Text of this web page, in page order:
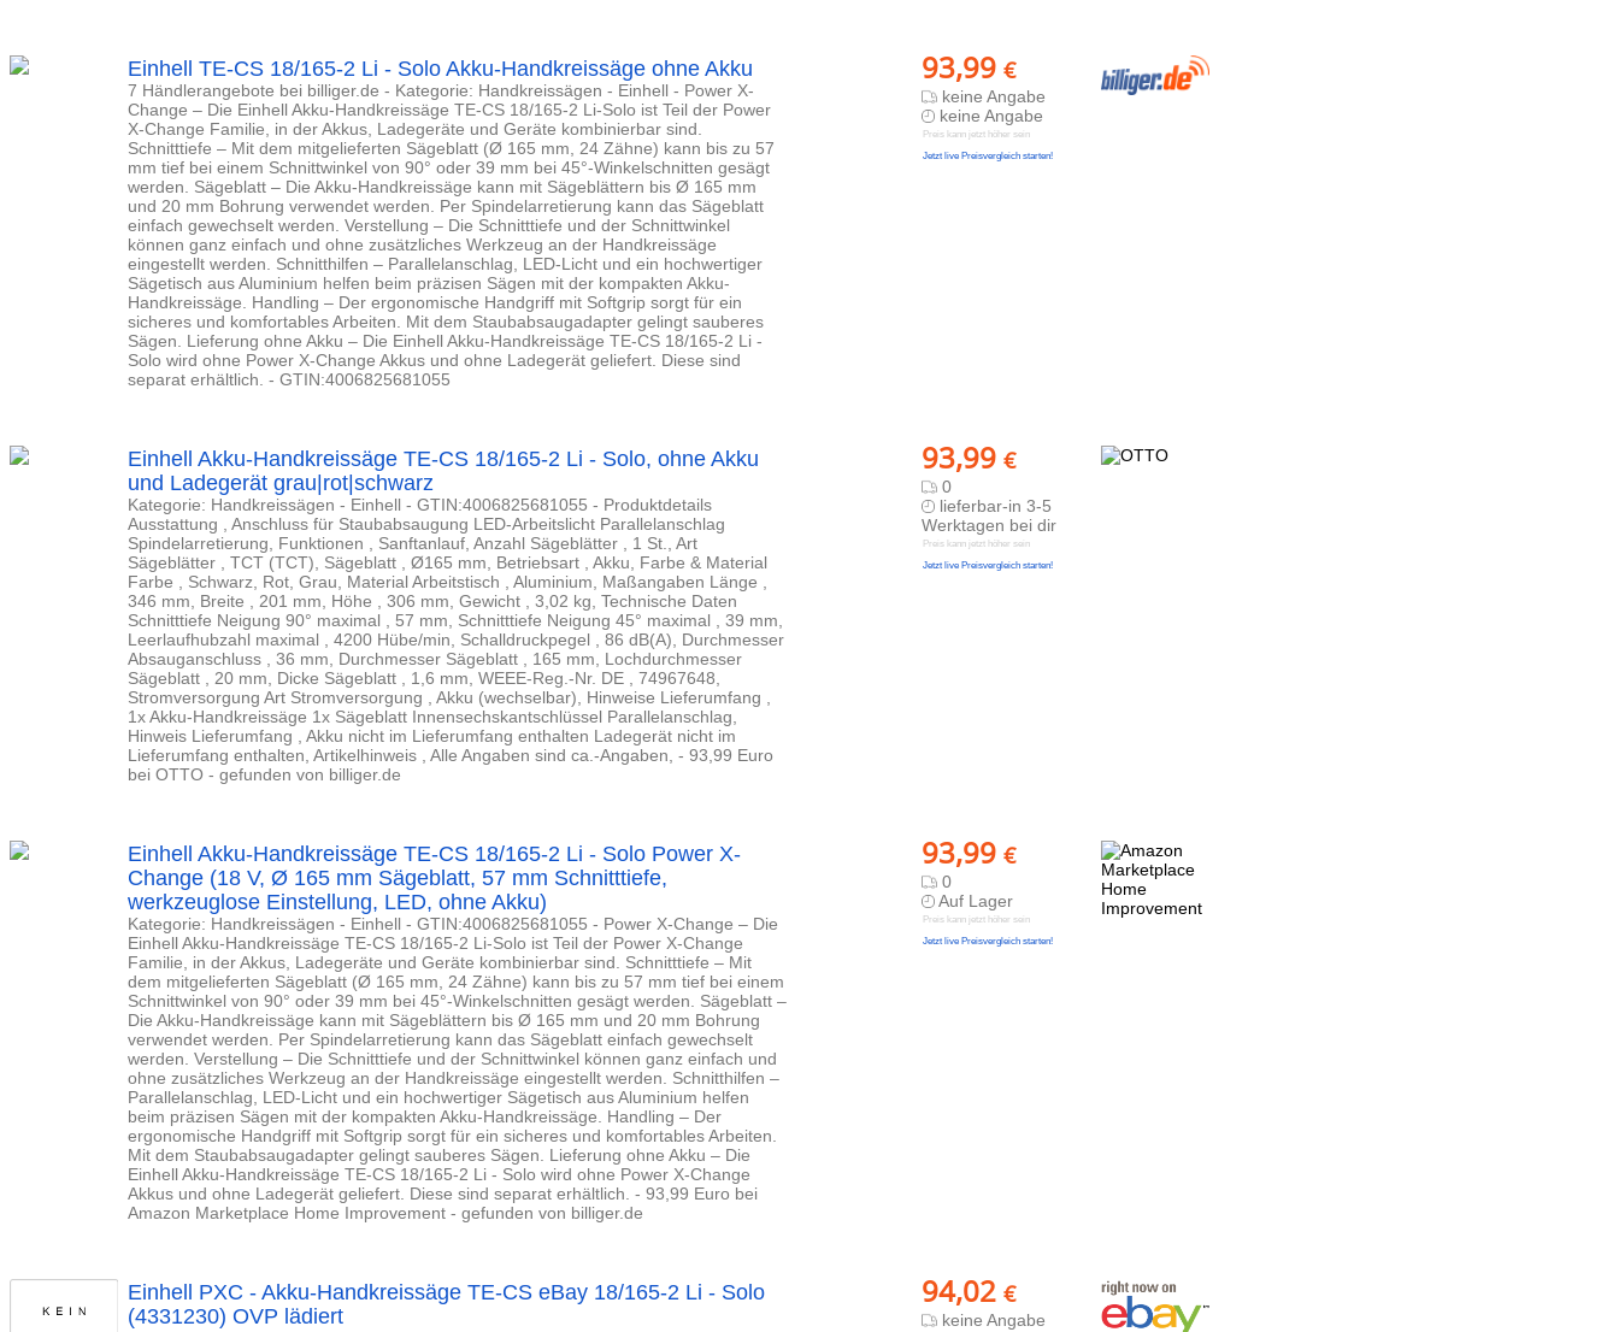
93,99 €
keine Angabe
keine Angabe
Preis kann jetzt höher sein
Jetzt live Preisvergleich starten!
Einhell TE-CS 18/165-2 Li - Solo Akku-Handkreissäge ohne Akku
7 Händlerangebote bei billiger.de - Kategorie: Handkreissägen - Einhell - Power X-
Change – Die Einhell Akku-Handkreissäge TE-CS 18/165-2 Li-Solo ist Teil der Power
X-Change Familie, in der Akkus, Ladegeräte und Geräte kombinierbar sind.
Schnitttiefe – Mit dem mitgelieferten Sägeblatt (Ø 165 mm, 24 Zähne) kann bis zu 57
mm tief bei einem Schnittwinkel von 90° oder 39 mm bei 45°-Winkelschnitten gesägt
werden. Sägeblatt – Die Akku-Handkreissäge kann mit Sägeblättern bis Ø 165 mm
und 20 mm Bohrung verwendet werden. Per Spindelarretierung kann das Sägeblatt
einfach gewechselt werden. Verstellung – Die Schnitttiefe und der Schnittwinkel
können ganz einfach und ohne zusätzliches Werkzeug an der Handkreissäge
eingestellt werden. Schnitthilfen – Parallelanschlag, LED-Licht und ein hochwertiger
Sägetisch aus Aluminium helfen beim präzisen Sägen mit der kompakten Akku-
Handkreissäge. Handling – Der ergonomische Handgriff mit Softgrip sorgt für ein
sicheres und komfortables Arbeiten. Mit dem Staubabsaugadapter gelingt sauberes
Sägen. Lieferung ohne Akku – Die Einhell Akku-Handkreissäge TE-CS 18/165-2 Li -
Solo wird ohne Power X-Change Akkus und ohne Ladegerät geliefert. Diese sind
separat erhältlich. - GTIN:4006825681055
93,99 €
0
lieferbar-in 3-5
Werktagen bei dir
Preis kann jetzt höher sein
Jetzt live Preisvergleich starten!
Einhell Akku-Handkreissäge TE-CS 18/165-2 Li - Solo, ohne Akku
und Ladegerät grau|rot|schwarz
Kategorie: Handkreissägen - Einhell - GTIN:4006825681055 - Produktdetails
Ausstattung , Anschluss für Staubabsaugung LED-Arbeitslicht Parallelanschlag
Spindelarretierung, Funktionen , Sanftanlauf, Anzahl Sägeblätter , 1 St., Art
Sägeblätter , TCT (TCT), Sägeblatt , Ø165 mm, Betriebsart , Akku, Farbe & Material
Farbe , Schwarz, Rot, Grau, Material Arbeitstisch , Aluminium, Maßangaben Länge ,
346 mm, Breite , 201 mm, Höhe , 306 mm, Gewicht , 3,02 kg, Technische Daten
Schnitttiefe Neigung 90° maximal , 57 mm, Schnitttiefe Neigung 45° maximal , 39 mm,
Leerlaufhubzahl maximal , 4200 Hübe/min, Schalldruckpegel , 86 dB(A), Durchmesser
Absauganschluss , 36 mm, Durchmesser Sägeblatt , 165 mm, Lochdurchmesser
Sägeblatt , 20 mm, Dicke Sägeblatt , 1,6 mm, WEEE-Reg.-Nr. DE , 74967648,
Stromversorgung Art Stromversorgung , Akku (wechselbar), Hinweise Lieferumfang ,
1x Akku-Handkreissäge 1x Sägeblatt Innensechskantschlüssel Parallelanschlag,
Hinweis Lieferumfang , Akku nicht im Lieferumfang enthalten Ladegerät nicht im
Lieferumfang enthalten, Artikelhinweis , Alle Angaben sind ca.-Angaben, - 93,99 Euro
bei OTTO - gefunden von billiger.de
93,99 €
0
Auf Lager
Preis kann jetzt höher sein
Jetzt live Preisvergleich starten!
Einhell Akku-Handkreissäge TE-CS 18/165-2 Li - Solo Power X-
Change (18 V, Ø 165 mm Sägeblatt, 57 mm Schnitttiefe,
werkzeuglose Einstellung, LED, ohne Akku)
Kategorie: Handkreissägen - Einhell - GTIN:4006825681055 - Power X-Change – Die
Einhell Akku-Handkreissäge TE-CS 18/165-2 Li-Solo ist Teil der Power X-Change
Familie, in der Akkus, Ladegeräte und Geräte kombinierbar sind. Schnitttiefe – Mit
dem mitgelieferten Sägeblatt (Ø 165 mm, 24 Zähne) kann bis zu 57 mm tief bei einem
Schnittwinkel von 90° oder 39 mm bei 45°-Winkelschnitten gesägt werden. Sägeblatt –
Die Akku-Handkreissäge kann mit Sägeblättern bis Ø 165 mm und 20 mm Bohrung
verwendet werden. Per Spindelarretierung kann das Sägeblatt einfach gewechselt
werden. Verstellung – Die Schnitttiefe und der Schnittwinkel können ganz einfach und
ohne zusätzliches Werkzeug an der Handkreissäge eingestellt werden. Schnitthilfen –
Parallelanschlag, LED-Licht und ein hochwertiger Sägetisch aus Aluminium helfen
beim präzisen Sägen mit der kompakten Akku-Handkreissäge. Handling – Der
ergonomische Handgriff mit Softgrip sorgt für ein sicheres und komfortables Arbeiten.
Mit dem Staubabsaugadapter gelingt sauberes Sägen. Lieferung ohne Akku – Die
Einhell Akku-Handkreissäge TE-CS 18/165-2 Li - Solo wird ohne Power X-Change
Akkus und ohne Ladegerät geliefert. Diese sind separat erhältlich. - 93,99 Euro bei
Amazon Marketplace Home Improvement - gefunden von billiger.de
94,02 €
keine Angabe
Einhell PXC - Akku-Handkreissäge TE-CS eBay 18/165-2 Li - Solo
(4331230) OVP lädiert